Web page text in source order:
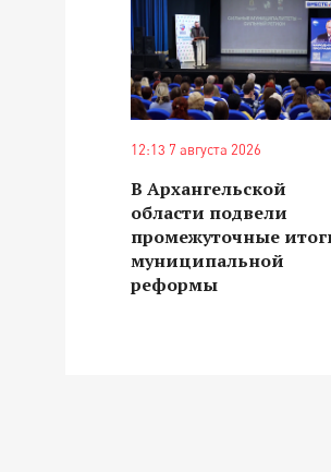
12:13 7 августа 2026
В Архангельской
области подвели
промежуточные
муниципальной
реформы